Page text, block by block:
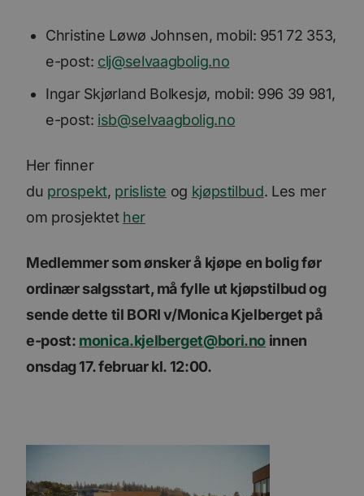
Christine Løwø Johnsen, mobil: 951 72 353,
e-post: clj@selvaagbolig.no
Ingar Skjørland Bolkesjø, mobil: 996 39 981,
e-post: isb@selvaagbolig.no
Her finner
du prospekt, prisliste og kjøpstilbud. Les mer
om prosjektet her
Medlemmer som ønsker å kjøpe en bolig før
ordinær salgsstart, må fylle ut kjøpstilbud og
sende dette til BORI v/Monica Kjelberget på
e-post: monica.kjelberget@bori.no innen
onsdag 17. februar kl. 12:00.